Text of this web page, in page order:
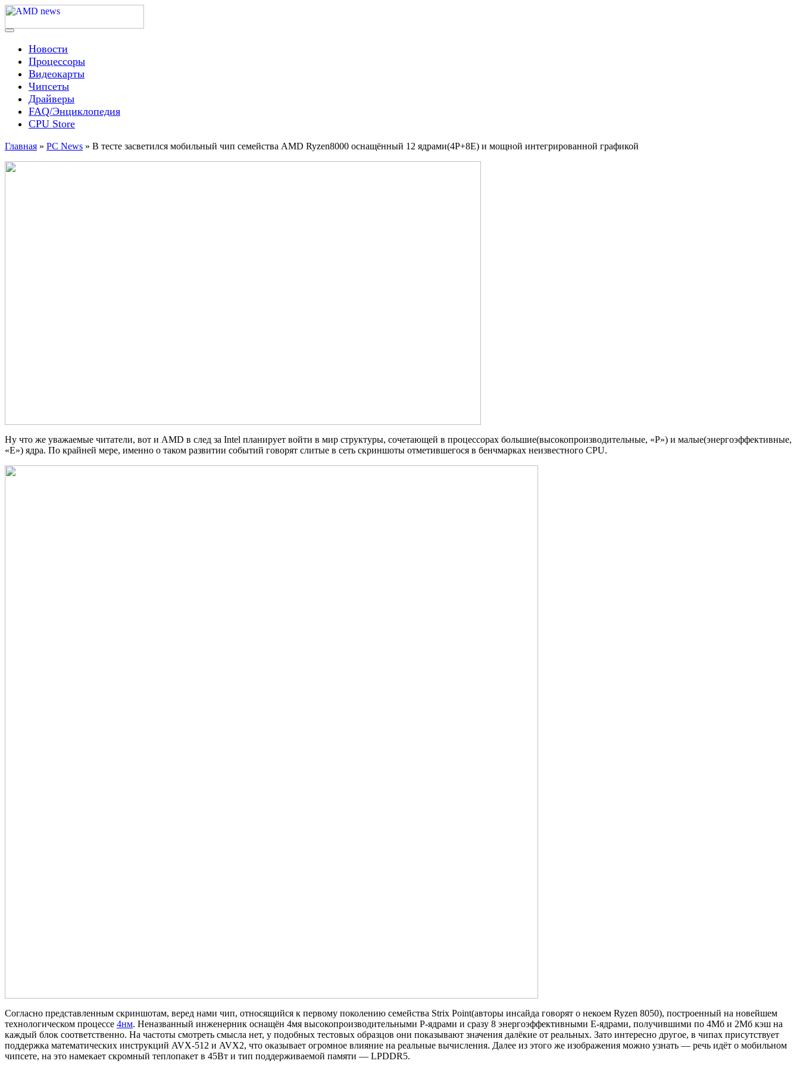
Skip
content
AMD news
Menu
Новости
Процессоры
Видеокарты
Чипсеты
Драйверы
FAQ/Энциклопедия
CPU Store
Главная » PC News » В тесте засветился мобильный чип семейства AMD Ryzen8000 оснащённый 12 ядрами(4P+8E) и мощной интегрированной графикой
Ну что же уважаемые читатели, вот и AMD в след за Intel планирует войти в мир структуры, сочетающей в процессорах большие(высокопроизводительные, «P») и малые(энергоэффективные,
«E») ядра. По крайней мере, именно о таком развитии событий говорят слитые в сеть скриншоты отметившегося в бенчмарках неизвестного CPU.
Согласно представленным скриншотам, веред нами чип, относящийся к первому поколению семейства Strix Point(авторы инсайда говорят о некоем Ryzen 8050), построенный на новейшем
технологическом процессе 4нм. Неназванный инженерник оснащён 4мя высокопроизводительными P-ядрами и сразу 8 энергоэффективными E-ядрами, получившими по 4Мб и 2Мб кэш на
каждый блок соответственно. На частоты смотреть смысла нет, у подобных тестовых образцов они показывают значения далёкие от реальных. Зато интересно другое, в чипах присутствует
поддержка математических инструкций AVX-512 и AVX2, что оказывает огромное влияние на реальные вычисления. Далее из этого же изображения можно узнать — речь идёт о мобильном
чипсете, на это намекает скромный теплопакет в 45Вт и тип поддерживаемой памяти — LPDDR5.